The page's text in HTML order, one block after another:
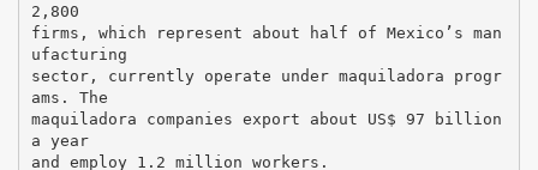
2,800
firms, which represent about half of Mexico’s man
ufacturing
sector, currently operate under maquiladora progr
ams. The
maquiladora companies export about US$ 97 billion
a year
and employ 1.2 million workers.